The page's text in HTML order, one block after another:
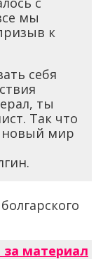
мы
к
себя
ты
Так что
новый мир
материал